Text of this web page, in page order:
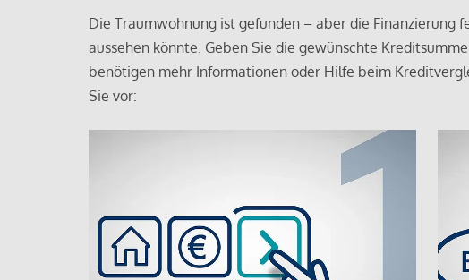
Die Traumwohnung ist gefunden – aber die Finanzierung
aussehen könnte. Geben Sie die gewünschte
benötigen mehr Informationen oder Hilfe beim
Sie vor: